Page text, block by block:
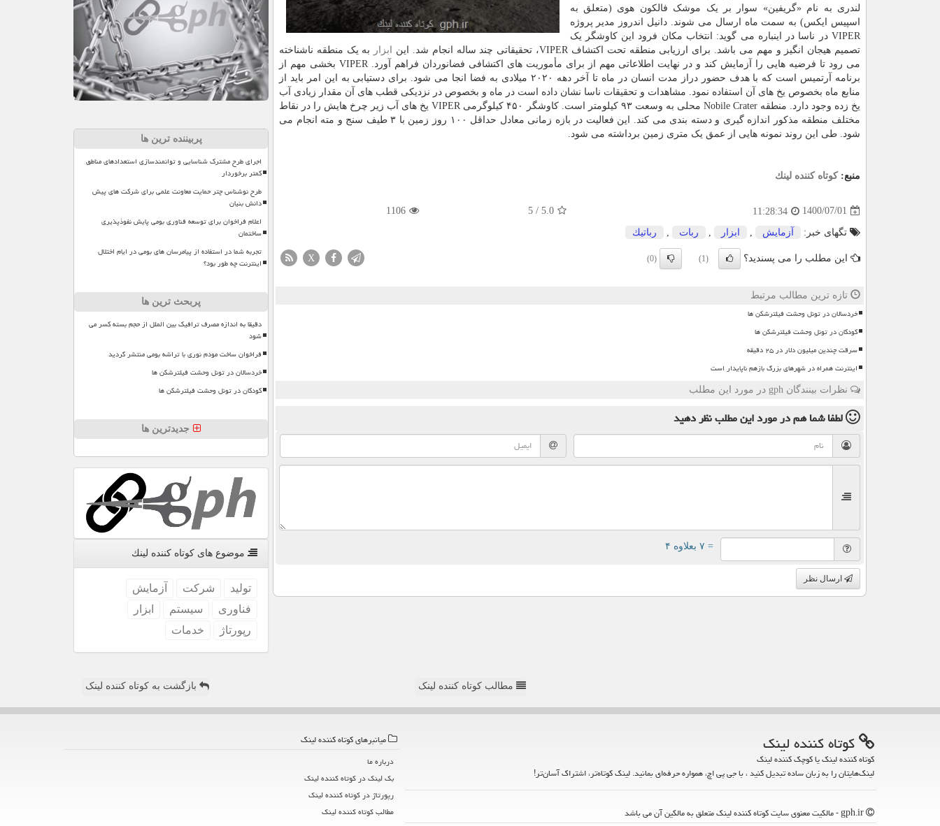
لندری به نام «گریفین» سوار بر یک موشک فالکون هوی (متعلق به
اسپیس ایکس) به سمت ماه ارسال می شوند. دانیل اندروز مدیر پروژه
VIPER در ناسا در اینباره می گوید: انتخاب مکان فرود این کاوشگر یک
تصمیم هیجان انگیز و مهم می باشد. برای ارزیابی منطقه تحت اکتشاف VIPER، تحقیقاتی چند ساله انجام شد. این
ابزار
به یک منطقه ناشناخته
می رود تا فرضیه هایی را آزمایش کند و در نهایت اطلاعاتی مهم از برای مأموریت های اکتشافی فضانوردان فراهم آورد. VIPER بخشی مهم از
برنامه آرتمیس است که با هدف حضور دراز مدت انسان در ماه تا آخر دهه ۲۰۲۰ میلادی به فضا انجا می شود. برای دستیابی به این امر باید از
منابع ماه بخصوص یخ های آن استفاده نمود. مشاهدات و تحقیقات ناسا نشان داده است در ماه و بخصوص در نزدیکی قطب های آن مقدار زیادی آب
یخ زده وجود دارد. منطقه Nobile Crater محلی به وسعت ۹۳ کیلومتر است. کاوشگر ۴۵۰ کیلوگرمی VIPER یخ های آب زیر چرخ هایش را در نقاط
مختلف منطقه مذکور اندازه گیری و دسته بندی می کند. این فعالیت در بازه زمانی معادل حداقل ۱۰۰ روز زمین با ۳ طیف سنج و مته انجام می
شود. طی این روند نمونه هایی از عمق یک متری زمین برداشته می شود.
منبع: كوتاه كننده لینك
1400/07/01
11:28:34
5.0
/
5
1106
تگهای خبر: آزمایش ابزار ربات رباتیك
این مطلب را می پسندید؟ (1)
(0)
X
تازه ترین مطالب مرتبط
خردسالان در تونل وحشت فیلترشکن ها
کودکان در تونل وحشت فیلترشکن ها
سرقت چندین میلیون دلار در ۲۵ دقیقه
اینترنت همراه در شهرهای بزرگ بازهم ناپایدار است
نظرات بینندگان gph در مورد این مطلب
لطفا شما همدر مورد این مطلبنظر دهید
= ۷ بعلاوه ۴
ارسال نظر
پربیننده ترین ها
اجرای طرح مشترک شناسایی و توانمندسازی استعدادهای مناطق
کمتر برخوردار
طرح نوشناس چتر حمایت معاونت علمی برای شرکت های پیش
دانش بنیان
اعلام فراخوان برای توسعه فناوری بومی پایش نفوذپذیری
ساختمان
تجربه شما در استفاده از پیامرسان های بومی در ایام اختلال
اینترنت چه طور بود؟
پربحث ترین ها
دقیقا به اندازه مصرف ترافیک بین الملل از حجم بسته کسر می
شود
فراخوان ساخت مودم نوری با تراشه بومی منتشر گردید
خردسالان در تونل وحشت فیلترشکن ها
کودکان در تونل وحشت فیلترشکن ها
جدیدترین ها
موضوع های كوتاه كننده لینك
تولید شركت
آزمایش
فناوری
سیستم
ابزار
رپورتاژ
خدمات
مطالب کوتاه کننده لینک بازگشت به کوتاه کننده لینک
كوتاه كننده لینك
کوتاه کننده لینک یا کوچک کننده لینک
لینک‌هایتان را به زبان ساده تبدیل کنید ، با جی پی اچ، همواره حرفه‌ای بمانید. لینک کوتاه‌تر، اشتراک آسان‌تر!
میانبرهای كوتاه كننده لینك
درباره ما
بک لینک در كوتاه كننده لینك
رپورتاژ در كوتاه كننده لینك
مطالب كوتاه كننده لینك